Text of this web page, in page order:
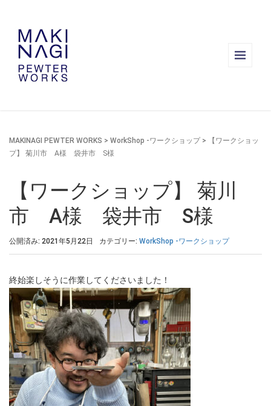
MAKINAGI PEWTER WORKS > WorkShop -ワークショップ>
【ワークショッ
プ】 菊川市 A様 袋井市 S様
【ワークショップ】 菊川
市 A様 袋井市 S様
公開済み: 2021年5月22日 カテゴリー: WorkShop -ワークショップ
終始楽しそうに作業してくださいました！